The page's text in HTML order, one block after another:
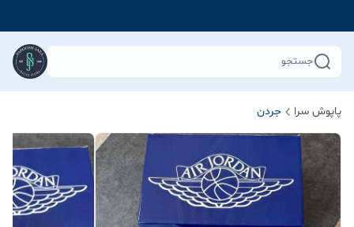
جستجو
پاپوش سرا جردن